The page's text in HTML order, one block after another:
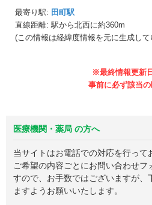
最寄り駅: 田町駅
直線距離: 駅から北西に約360m
(この情報は経緯度情報を元に生成して
医療機関・薬局 の方へ
当サイトはお電話での対応を行って
ご希望の内容ごとにお問い合わせフ
すので、お手数ではございますが、
ますようお願いいたします。